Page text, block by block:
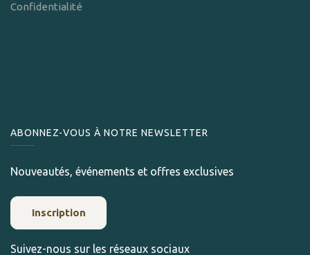
Confidentialité
ABONNEZ-VOUS À NOTRE NEWSLETTER
Nouveautés, événements et offres exclusives
Inscription
Suivez-nous sur les réseaux sociaux